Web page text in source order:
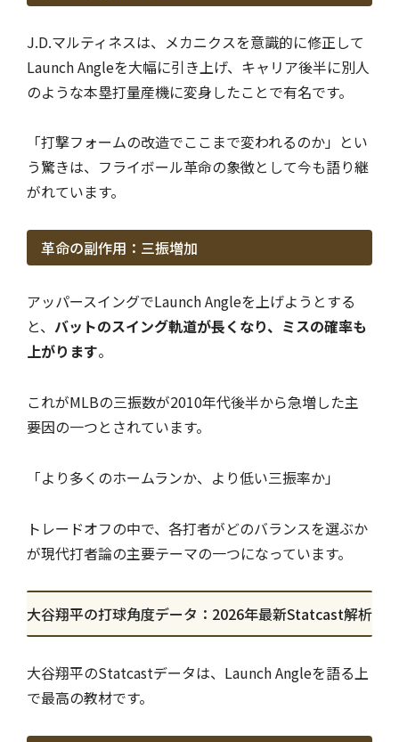
J.D.マルティネスは、メカニクスを意識的に修正して
Launch Angleを大幅に引き上げ、キャリア後半に別人
のような本塁打量産機に変身したことで有名です。
「打撃フォームの改造でここまで変われるのか」とい
う驚きは、フライボール革命の象徴として今も語り継
がれています。
革命の副作用：三振増加
アッパースイングでLaunch Angleを上げようとする
と、 バットのスイング軌道が長くなり、ミスの確率も
上がります。
これがMLBの三振数が2010年代後半から急増した主
要因の一つとされています。
「より多くのホームランか、より低い三振率か」
トレードオフの中で、各打者がどのバランスを選ぶか
が現代打者論の主要テーマの一つになっています。
大谷翔平の打球角度データ：2026年最新Statcast解析
大谷翔平のStatcastデータは、Launch Angleを語る上
で最高の教材です。